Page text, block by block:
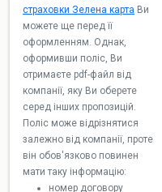
страховки Зелена карта Ви
можете ще перед її
оформленням. Однак,
оформивши поліс, Ви
отримаєте pdf-файл від
компанії, яку Ви оберете
серед інших пропозицій.
Поліс може відрізнятися
залежно від компанії, проте
він обов'язково повинен
мати таку інформацію:
номер договору